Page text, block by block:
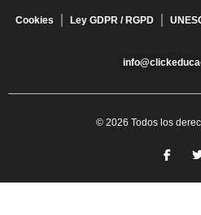
Cookies Ley GDPR / RGPD
© 2026 Todos los